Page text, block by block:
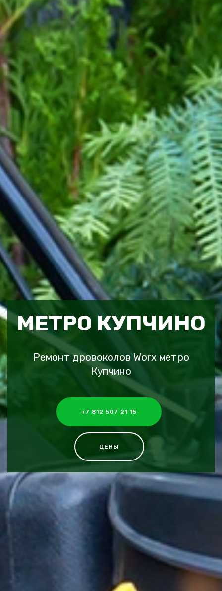
МЕТРО КУПЧИНО
Ремонт дровоколов Worx метро
Купчино
+7 812 507 21 15
ЦЕНЫ